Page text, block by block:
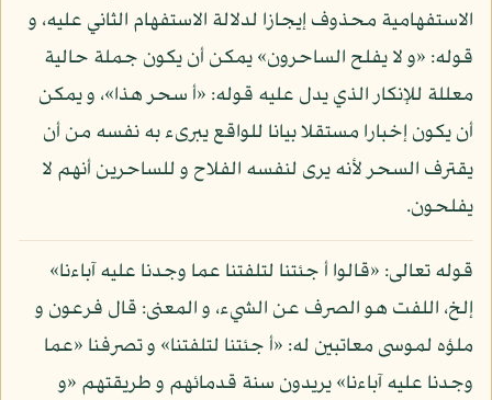
الاستفهامية محذوف إيجازا لدلالة الاستفهام الثاني عليه، و
قوله: «و لا يفلح الساحرون» يمكن أن يكون جملة حالية
معللة للإنكار الذي يدل عليه قوله: «أ سحر هذا»، و يمكن
أن يكون إخبارا مستقلا بيانا للواقع يبرىء به نفسه من أن
يقترف السحر لأنه يرى لنفسه الفلاح و للساحرين أنهم لا
يفلحون.
قوله تعالى: «قالوا أ جئتنا لتلفتنا عما وجدنا عليه آباءنا»
إلخ، اللفت هو الصرف عن الشيء، و المعنى: قال فرعون و
ملؤه لموسى معاتبين له: «أ جئتنا لتلفتنا» و تصرفنا «عما
وجدنا عليه آباءنا» يريدون سنة قدمائهم و طريقتهم «و